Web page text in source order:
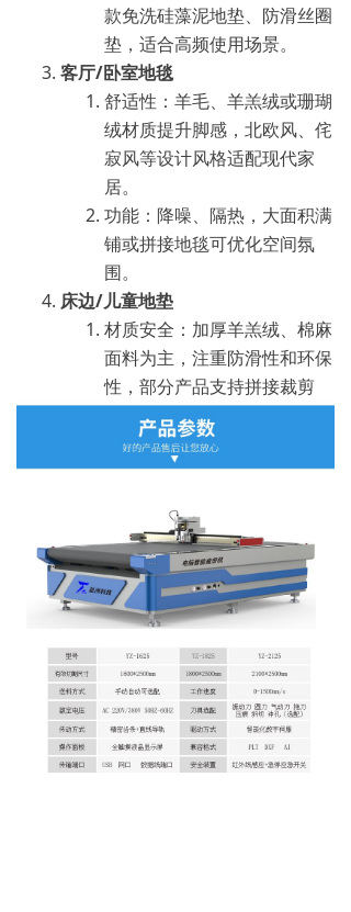
款免洗硅藻泥地垫、防滑丝圈
垫，适合高频使用场景‌。
客厅/卧室地毯
舒适性：羊毛、羊羔绒或珊瑚
绒材质提升脚感，北欧风、侘
寂风等设计风格适配现代家
居‌。
功能：降噪、隔热，大面积满
铺或拼接地毯可优化空间氛
围‌。
床边/儿童地垫
材质安全：加厚羊羔绒、棉麻
面料为主，注重防滑性和环保
性，部分产品支持拼接裁剪‌